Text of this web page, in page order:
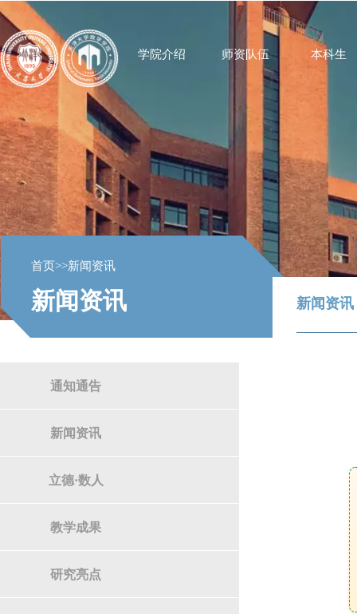
学院介绍 师资队伍 本科生
首页>>新闻资讯
新闻资讯
通知通告
新闻资讯
立德·数人
教学成果
研究亮点
新闻资讯